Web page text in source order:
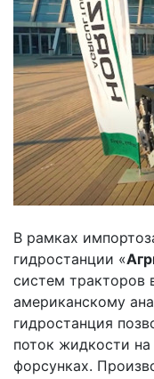
В рамках
гидростанции «
систем тракторов
американскому
гидростанция
поток жидкости на
форсунках.